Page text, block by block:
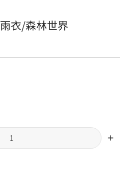
雨衣/森林世界